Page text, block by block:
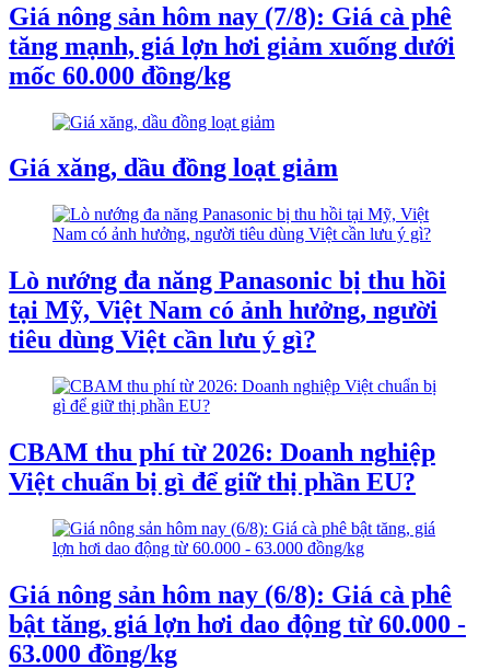
Giá nông sản hôm nay (7/8): Giá cà phê
tăng mạnh, giá lợn hơi giảm xuống dưới
mốc 60.000 đồng/kg
Giá xăng, dầu đồng loạt giảm
Lò nướng đa năng Panasonic bị thu hồi
tại Mỹ, Việt Nam có ảnh hưởng, người
tiêu dùng Việt cần lưu ý gì?
CBAM thu phí từ 2026: Doanh nghiệp
Việt chuẩn bị gì để giữ thị phần EU?
Giá nông sản hôm nay (6/8): Giá cà phê
bật tăng, giá lợn hơi dao động từ 60.000 -
63.000 đồng/kg